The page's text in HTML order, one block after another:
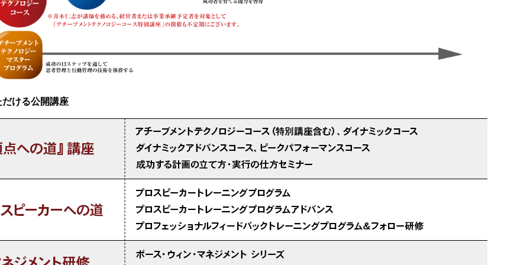
ける公開講座